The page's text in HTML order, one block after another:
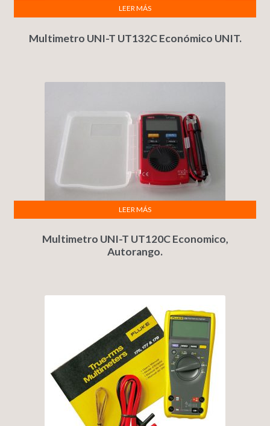
Multimetro UNI-T UT132C Económico UNIT.
LEER MÁS
Multimetro UNI-T UT120C Economico,
Autorango.
LEER MÁS